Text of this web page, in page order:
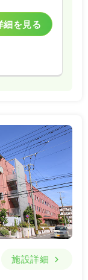
細を見る
施設詳細